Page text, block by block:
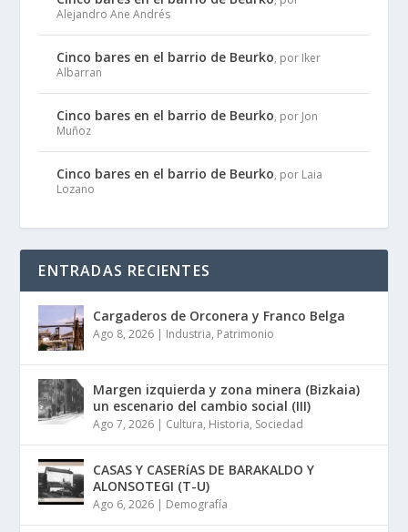
Alejandro Ane Andrés
Cinco bares en el barrio de Beurko, por Iker
Albarran
Cinco bares en el barrio de Beurko, por Jon
Muñoz
Cinco bares en el barrio de Beurko, por Laia
Lozano
ENTRADAS RECIENTES
Cargaderos de Orconera y Franco Belga
Ago 8, 2026 | Industria, Patrimonio
Margen izquierda y zona minera (Bizkaia)
un escenario del cambio social (III)
Ago 7, 2026 | Cultura, Historia, Sociedad
CASAS Y CASERíAS DE BARAKALDO Y
ALONSOTEGI (T-U)
Ago 6, 2026 | Demografía